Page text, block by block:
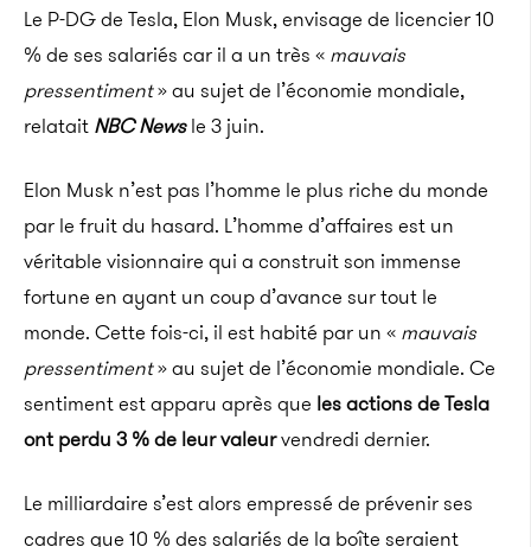
Le P-DG de Tesla, Elon Musk, envisage de licencier 10
% de ses salariés car il a un très « mauvais
pressentiment» au sujet de l’économie mondiale,
relatait NBC Newsle 3 juin.
Elon Musk n’est pas l’homme le plus riche du monde
par le fruit du hasard. L’homme d’affaires est un
véritable visionnaire qui a construit son immense
fortune en ayant un coup d’avance sur tout le
monde. Cette fois-ci, il est habité par un « mauvais
pressentiment» au sujet de l’économie mondiale. Ce
sentiment est apparu après que les actions de Tesla
ont perdu 3 % de leur valeurvendredi dernier.
Le milliardaire s’est alors empressé de prévenir ses
cadres que 10 % des salariés de la boîte seraient